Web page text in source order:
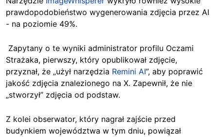
prawdopodobieństwo wygenerowania zdjęcia przez AI
- na poziomie 49%.
Zapytany o te wyniki administrator profilu Oczami
Strażaka, pierwszy, który opublikował zdjęcie,
przyznał, że „użył narzędzia Remini AI”, aby poprawić
jakość zdjęcia znalezionego na X. Zapewnił, że nie
„stworzył” zdjęcia od podstaw.
Z kolei obserwator, który nagrał zajście przed
budynkiem województwa w tym dniu, powiązał